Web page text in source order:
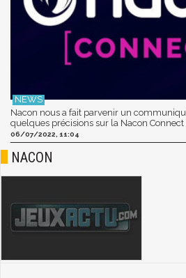
Nacon nous a fait parvenir un
quelques précisions sur la Nacon
06/07/2022, 11:04
NACON